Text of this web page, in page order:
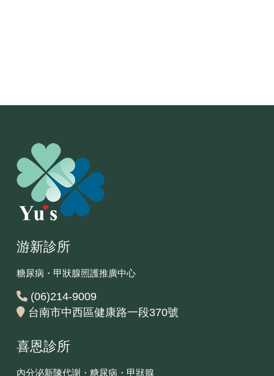
游新診所
糖尿病・甲狀腺照護推廣中心
(06)214-9009
台南市中西區健康路一段370號
喜恩診所
內分泌新陳代謝・糖尿病・甲狀腺